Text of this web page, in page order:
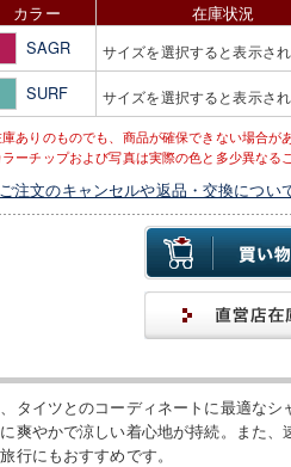
カラー 在庫状況
SAGR
サイズを選択すると表示さ
SURF サイズを選択すると表示さ
ありのものでも、商品が確保できない場合が
ラーチップおよび写真は実際の色と多少異なる
ご注文のキャンセルや返品・交換につい
タイツとのコーディネートに最適なシ
爽やかで涼しい着心地が持続。また、
行にもおすすめです。